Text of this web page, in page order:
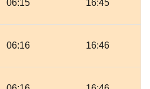
06:15 16:45
06:16 16:46